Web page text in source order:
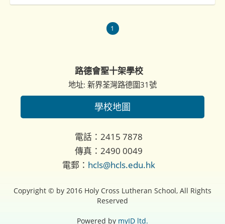
1
路德會聖十架學校
地址: 新界荃灣路德圍31號
學校地圖
電話：2415 7878
傳真：2490 0049
電郵： hcls@hcls.edu.hk
Copyright © by 2016 Holy Cross Lutheran School, All Rights
Reserved
Powered by myID ltd.